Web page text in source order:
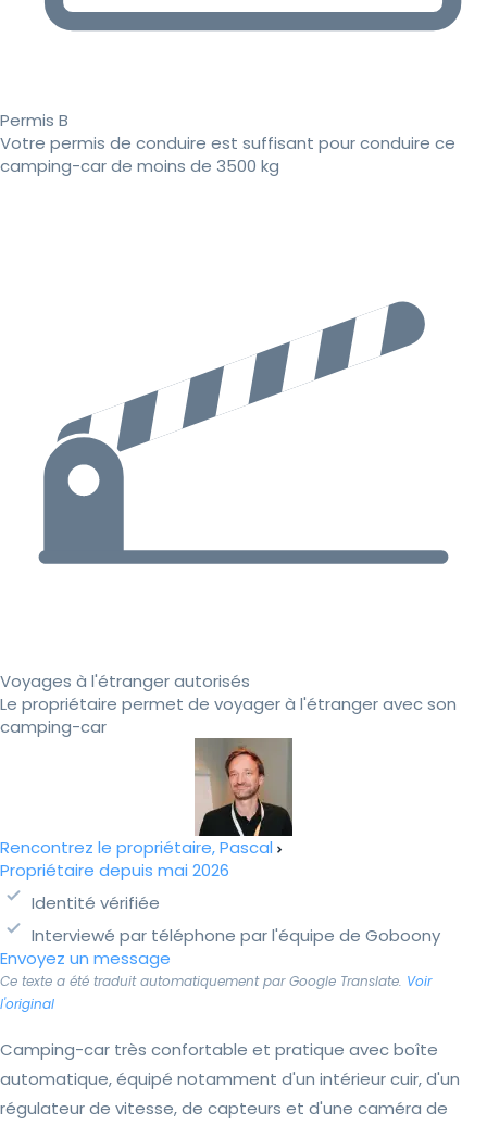
Permis B
Votre permis de conduire est suffisant pour conduire ce
camping-car de moins de 3500 kg
Voyages à l'étranger autorisés
Le propriétaire permet de voyager à l'étranger avec son
camping-car
Rencontrez le propriétaire, Pascal
Propriétaire depuis mai 2026
Identité vérifiée
Interviewé par téléphone par l'équipe de Goboony
Envoyez un message
Ce texte a été traduit automatiquement par Google Translate. Voir
l'original
Camping-car très confortable et pratique avec boîte
automatique, équipé notamment d'un intérieur cuir, d'un
régulateur de vitesse, de capteurs et d'une caméra de